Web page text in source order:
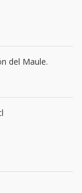
del Maule.